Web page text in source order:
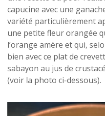
capucine avec une
variété particulièrement
une petite fleur orangée
l’orange amère et qui,
bien avec ce plat de
sabayon au jus de
(voir la photo ci-dessous).